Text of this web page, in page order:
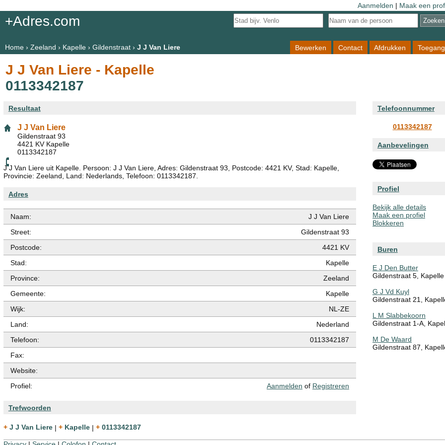
Aanmelden | Maak een
+Adres.com
Home› Zeeland › Kapelle› Gildenstraat› J J Van Liere Bewerken Contact Afdrukken Toegang
J J Van Liere - Kapelle
0113342187
Resultaat
J J Van Liere
Gildenstraat 93
4421 KV Kapelle
0113342187
J J Van Liere uit Kapelle. Persoon: J J Van Liere, Adres: Gildenstraat 93, Postcode: 4421 KV, Stad: Kapelle,
Provincie: Zeeland, Land: Nederlands, Telefoon: 0113342187.
Adres
Naam:
J J Van Liere
Street:
Gildenstraat 93
Postcode:
4421 KV
Stad:
Kapelle
Province:
Zeeland
Gemeente:
Kapelle
Wijk:
NL-ZE
Land:
Nederland
Telefoon:
0113342187
Fax:
Website:
Profiel:
Aanmelden of Registreren
Trefwoorden
+ J J Van Liere | + Kapelle | + 0113342187
Telefoonnummer
0113342187
Aanbevelingen
Profiel
Bekijk alle details
Maak een profiel
Blokkeren
Buren
E J Den Butter
Gildenstraat 5, Kapelle
G J Vd Kuyl
Gildenstraat 21,
L M Slabbekoorn
Gildenstraat 1-A,
M De Waard
Gildenstraat 87,